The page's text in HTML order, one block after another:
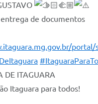
de documentos
DE ITAGUARA⠀
Itaguara para todos!⠀